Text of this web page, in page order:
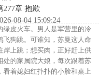
277章 抱歉
08-04 15:09:24
绿皮火车。男人是军营里的冷
飞狗跳。可谁知，苏曼这人命
岸上跳；想买肉，正好赶上供
处的家属院大娘，每次跟着苏
看着媳妇红扑扑的小脸和桌上